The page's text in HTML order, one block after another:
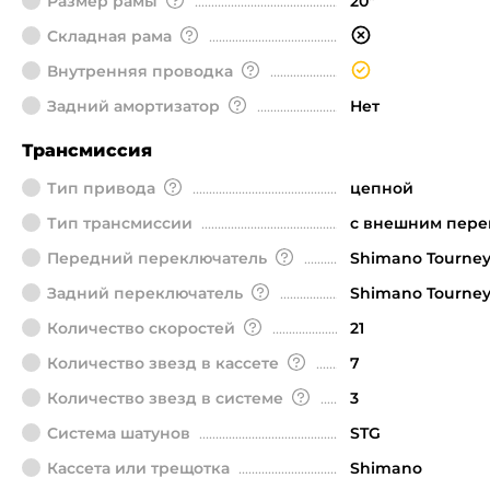
Складная рама
Внутренняя проводка
Задний амортизатор
Нет
Трансмиссия
Тип привода
цепной
Тип трансмиссии
с внешним
Передний переключатель
Shimano Tourney
Задний переключатель
Shimano Tourney
Количество скоростей
21
Количество звезд в кассете
7
Количество звезд в системе
3
Система шатунов
STG
Кассета или трещотка
Shimano